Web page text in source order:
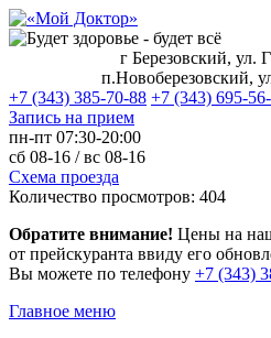
г Березовский, ул.
п.Новоберезовский,
+7 (343) 385-70-88 +7 (343) 695-
Запись на прием
пн-пт 07:30-20:00
сб 08-16 /вс 08-16
Схема проезда
Количество просмотров: 404
Обратите внимание! Цены на
от прейскуранта ввиду его
Вы можете по телефону +7 (343)
Главное меню